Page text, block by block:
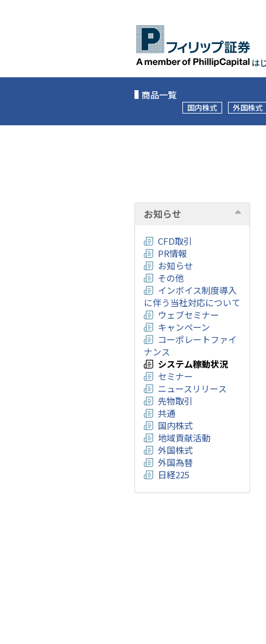
は
商品一覧
国内株式 外国株式
お知らせ
CFD取引
PR情報
お知らせ
その他
インボイス制度導入
に伴う当社対応について
ウェブセミナー
キャンペーン
コーポレートファイ
ナンス
システム稼動状況
セミナー
ニュースリリース
先物取引
共通
国内株式
地域貢献活動
外国株式
外国為替
日経225